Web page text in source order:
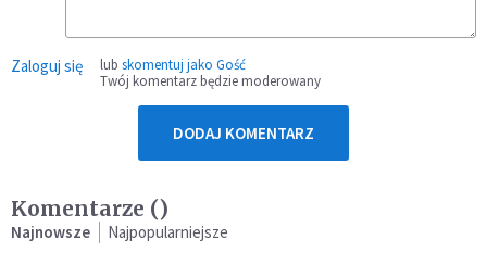
Zaloguj się lub skomentuj jako Gość
Twój komentarz będzie moderowany
DODAJ KOMENTARZ
Komentarze ()
Najnowsze Najpopularniejsze